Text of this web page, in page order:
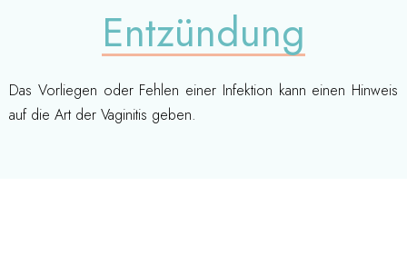
Entzündung
Das Vorliegen oder Fehlen einer Infektion kann einen Hinweis
auf die Art der Vaginitis geben.